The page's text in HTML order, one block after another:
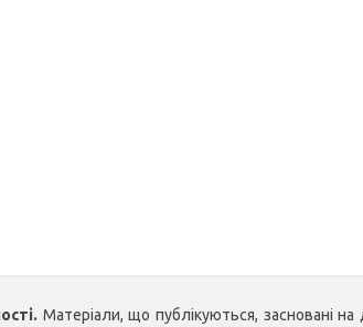
Матеріали, що публікуються, засновані на